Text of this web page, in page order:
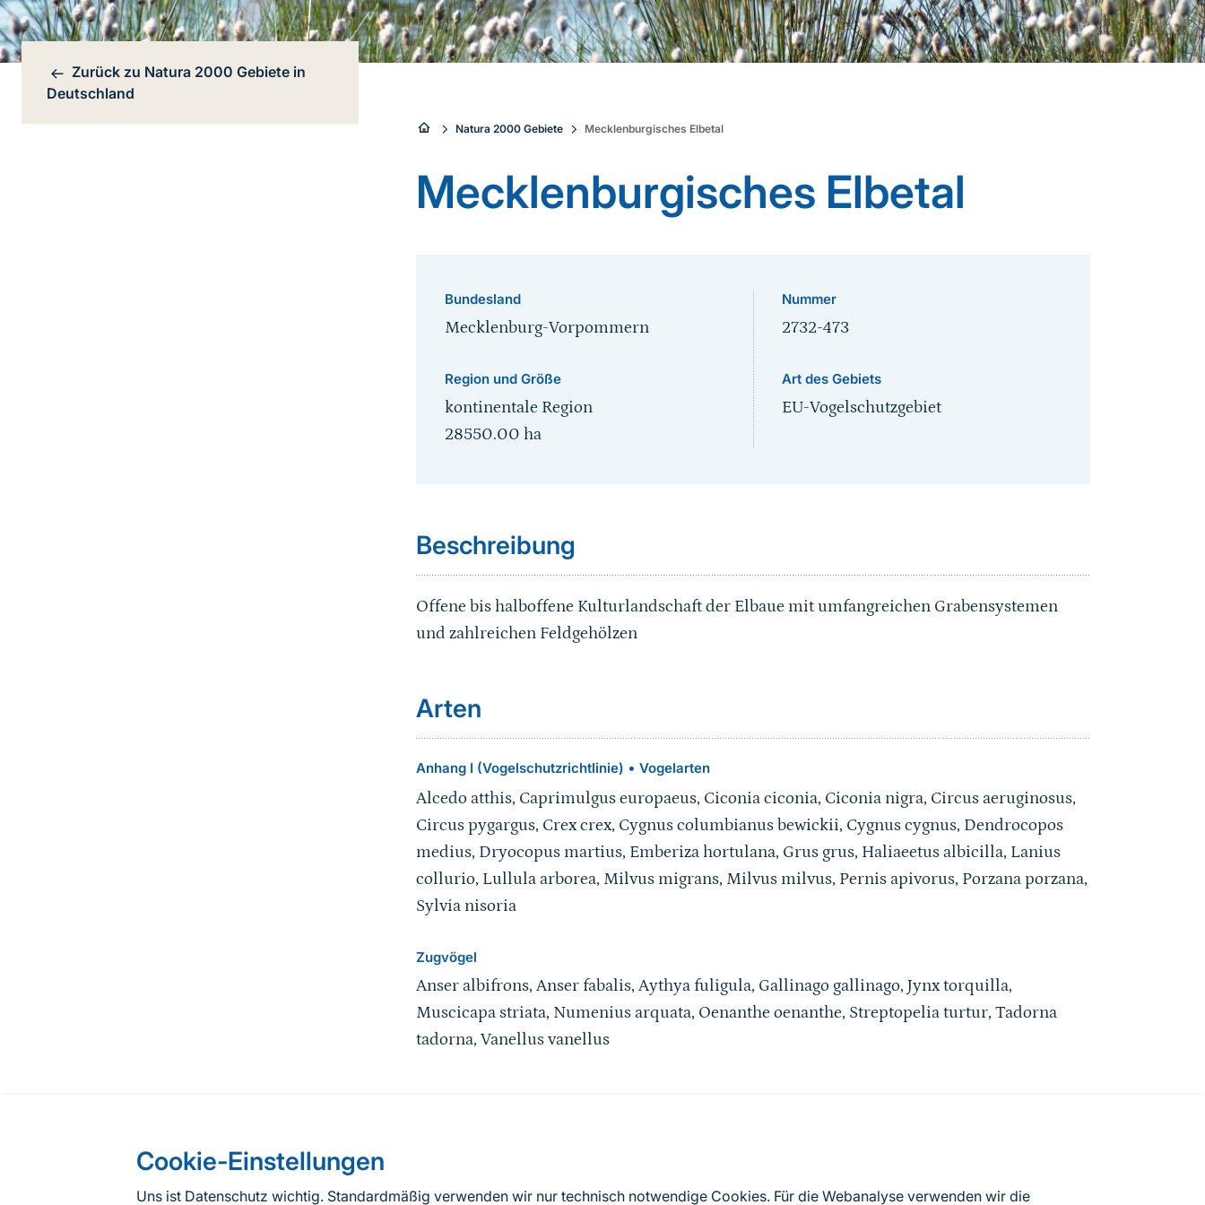
Cookie-Einstellungen
Uns ist Datenschutz wichtig. Standardmäßig verwenden wir nur technisch notwendige Cookies. Für die Webanalyse verwenden wir die
Bereichsnavigation
Zurück zu Natura 2000 Gebiete in
Deutschland
Sie
sind
hier:
Natura 2000 Gebiete Mecklenburgisches Elbetal
Mecklenburgisches Elbetal
Bundesland
Mecklenburg-Vorpommern
Region und Größe
kontinentale Region
28550.00 ha
Nummer
2732-473
Art des Gebiets
EU-Vogelschutzgebiet
Beschreibung
Offene bis halboffene Kulturlandschaft der Elbaue mit umfangreichen Grabensystemen
und zahlreichen Feldgehölzen
Arten
Anhang I (Vogelschutzrichtlinie) • Vogelarten
Alcedo atthis, Caprimulgus europaeus, Ciconia ciconia, Ciconia nigra, Circus aeruginosus,
Circus pygargus, Crex crex, Cygnus columbianus bewickii, Cygnus cygnus, Dendrocopos
medius, Dryocopus martius, Emberiza hortulana, Grus grus, Haliaeetus albicilla, Lanius
collurio, Lullula arborea, Milvus migrans, Milvus milvus, Pernis apivorus, Porzana porzana,
Sylvia nisoria
Zugvögel
Anser albifrons, Anser fabalis, Aythya fuligula, Gallinago gallinago, Jynx torquilla,
Muscicapa striata, Numenius arquata, Oenanthe oenanthe, Streptopelia turtur, Tadorna
tadorna, Vanellus vanellus
Nach Angaben der an die EU übermittelten Standarddatenbögen Deutschlands (Stand: